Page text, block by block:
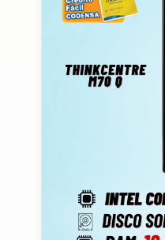
energético ✅
📊 Este tipo de equipos
de datos software
procesos simultáneos 💰 Precio: 💲
estratégico: Equipos
pueden superar los
oportunidad premium con alto
a todo Colombia 💵
Licencia Software SRM
Empresas grandes